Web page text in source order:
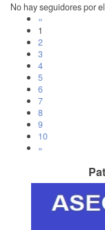
No hay seguidores por
«
1
2
3
4
5
6
7
8
9
10
»